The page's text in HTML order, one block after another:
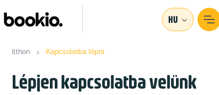
HU
itthon Kapcsolatba lépni
Lépjen kapcsolatba velünk